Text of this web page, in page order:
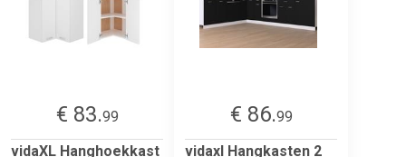
€ 83.99
vidaXL Hanghoekkast
€ 86.99
vidaxl Hangkasten 2